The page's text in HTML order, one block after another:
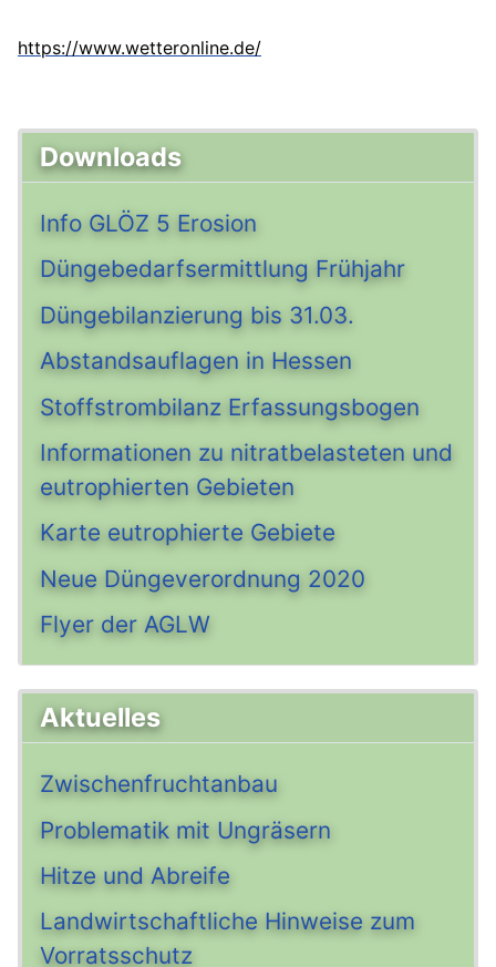
https://www.wetteronline.de/
Downloads
Info GLÖZ 5 Erosion
Düngebedarfsermittlung Frühjahr
Düngebilanzierung bis 31.03.
Abstandsauflagen in Hessen
Stoffstrombilanz Erfassungsbogen
Informationen zu nitratbelasteten und
eutrophierten Gebieten
Karte eutrophierte Gebiete
Neue Düngeverordnung 2020
Flyer der AGLW
Aktuelles
Zwischenfruchtanbau
Problematik mit Ungräsern
Hitze und Abreife
Landwirtschaftliche Hinweise zum
Vorratsschutz